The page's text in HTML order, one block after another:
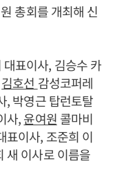
총회를 개최해 신
표이사, 김승수 카
김호선 감성코퍼레
, 박영근 탑런토탈
사,윤여원 콜마비
표이사, 조준희 이
새 이사로 이름을